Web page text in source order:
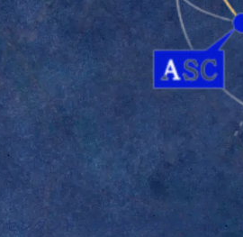
アセンダント、ディセンダント、MC